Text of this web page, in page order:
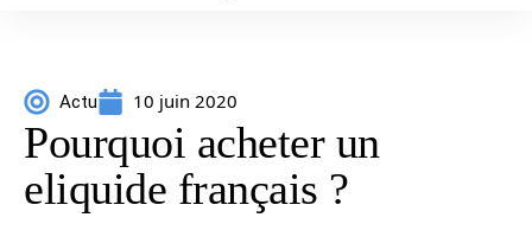
Actu 10 juin 2020
Pourquoi acheter un
eliquide français ?